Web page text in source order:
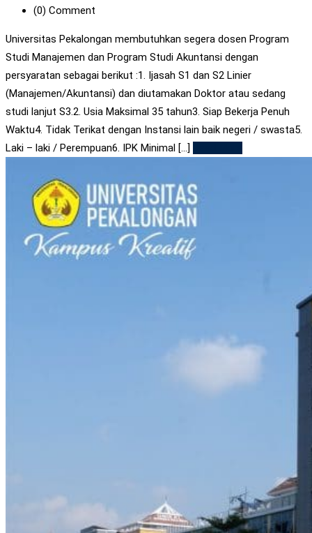
(0) Comment
Universitas Pekalongan membutuhkan segera dosen Program
Studi Manajemen dan Program Studi Akuntansi dengan
persyaratan sebagai berikut :1. Ijasah S1 dan S2 Linier
(Manajemen/Akuntansi) dan diutamakan Doktor atau sedang
studi lanjut S3.2. Usia Maksimal 35 tahun3. Siap Bekerja Penuh
Waktu4. Tidak Terikat dengan Instansi lain baik negeri / swasta5.
Laki – laki / Perempuan6. IPK Minimal [...]